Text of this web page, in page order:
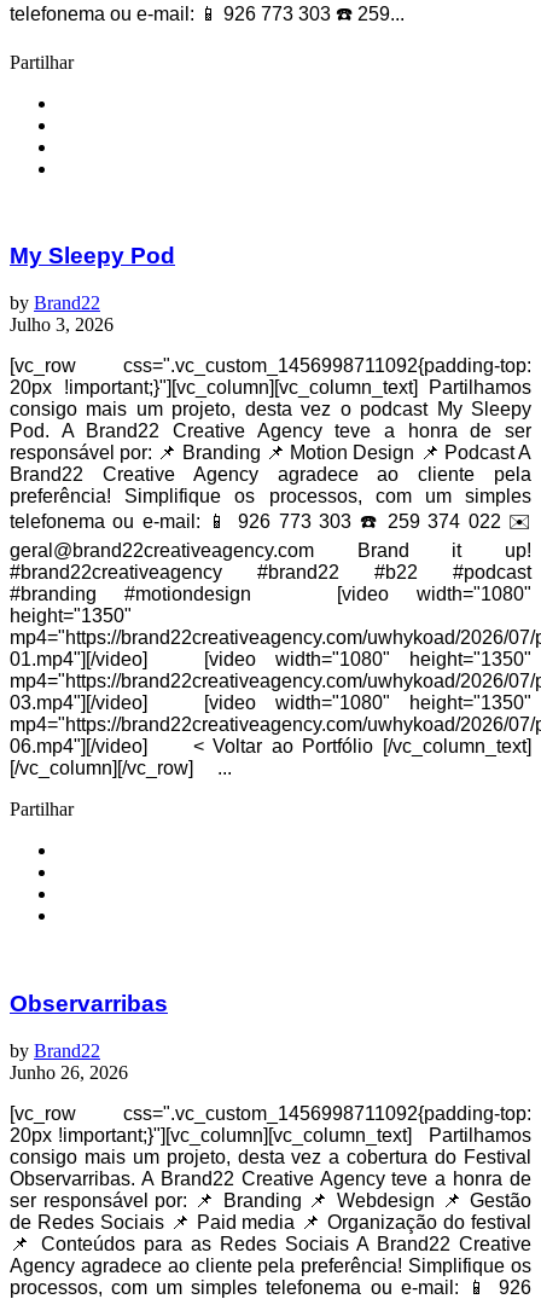
telefonema ou e-mail: 📱 926 773 303 ☎️ 259...
Partilhar
My Sleepy Pod
by Brand22
Julho 3, 2026
[vc_row css=".vc_custom_1456998711092{padding-top:
20px !important;}"][vc_column][vc_column_text] Partilhamos
consigo mais um projeto, desta vez o podcast My Sleepy
Pod. A Brand22 Creative Agency teve a honra de ser
responsável por: 📌 Branding 📌 Motion Design 📌 Podcast A
Brand22 Creative Agency agradece ao cliente pela
preferência! Simplifique os processos, com um simples
telefonema ou e-mail: 📱 926 773 303 ☎️ 259 374 022 ✉️
geral@brand22creativeagency.com Brand it up!
#brand22creativeagency #brand22 #b22 #podcast
#branding #motiondesign [video width="1080"
height="1350"
mp4="https://brand22creativeagency.com/uwhykoad/2026/
01.mp4"][/video] [video width="1080" height="1350"
mp4="https://brand22creativeagency.com/uwhykoad/2026/
03.mp4"][/video] [video width="1080" height="1350"
mp4="https://brand22creativeagency.com/uwhykoad/2026/
06.mp4"][/video] < Voltar ao Portfólio [/vc_column_text]
[/vc_column][/vc_row] ...
Partilhar
Observarribas
by Brand22
Junho 26, 2026
[vc_row css=".vc_custom_1456998711092{padding-top:
20px !important;}"][vc_column][vc_column_text] Partilhamos
consigo mais um projeto, desta vez a cobertura do Festival
Observarribas. A Brand22 Creative Agency teve a honra de
ser responsável por: 📌 Branding 📌 Webdesign 📌 Gestão
de Redes Sociais 📌 Paid media 📌 Organização do festival
📌 Conteúdos para as Redes Sociais A Brand22 Creative
Agency agradece ao cliente pela preferência! Simplifique os
processos, com um simples telefonema ou e-mail: 📱 926